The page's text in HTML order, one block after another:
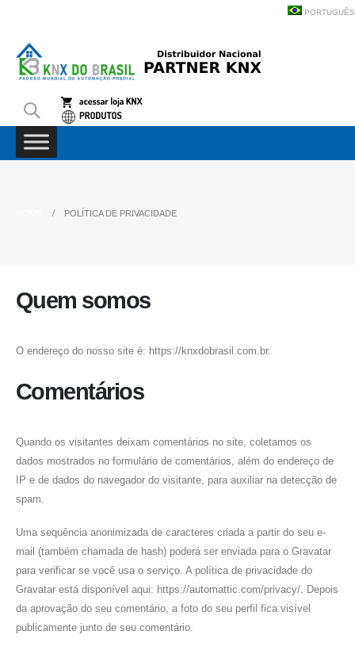
PORTUGUÊS
POLÍTICA DE PRIVACIDADE
Quem somos
O endereço do nosso site é: https://knxdobrasil.com.br.
Comentários
Quando os visitantes deixam comentários no site, coletamos os
dados mostrados no formulário de comentários, além do endereço de
IP e de dados do navegador do visitante, para auxiliar na detecção de
spam.
Uma sequência anonimizada de caracteres criada a partir do seu e-
mail (também chamada de hash) poderá ser enviada para o Gravatar
para verificar se você usa o serviço. A política de privacidade do
Gravatar está disponível aqui: https://automattic.com/privacy/. Depois
da aprovação do seu comentário, a foto do seu perfil fica visível
publicamente junto de seu comentário.